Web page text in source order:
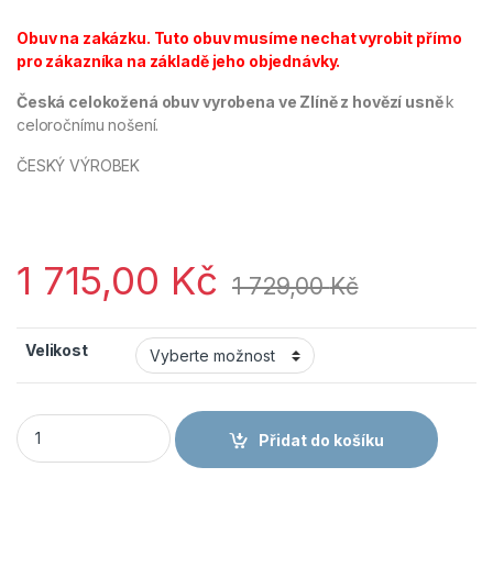
Obuv na zakázku. Tuto obuv musíme nechat vyrobit přímo
pro zákazníka na základě jeho objednávky.
Česká celokožená obuv vyrobena ve Zlíně z hovězí usněk
celoročnímu nošení.
ČESKÝ VÝROBEK
1 715,00 Kč 1 729,00Kč
Velikost
AKCE Flexiko 092050-C Obuv Farmářky kotníková -
Přidat do košíku